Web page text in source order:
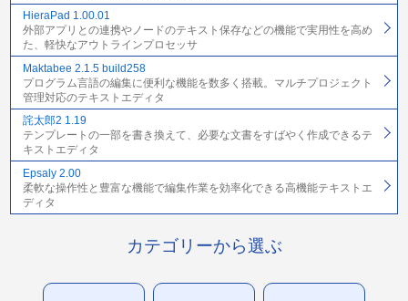
HieraPad 1.00.01
外部アプリとの連携やノードのテキスト保存などの機能で実用性を高め
た、軽快なアウトラインプロセッサ
Maktabee 2.1.5 build258
プログラム言語の編集に便利な機能を数多く搭載。マルチプロジェクト
管理対応のテキストエディタ
詫太郎2 1.19
テンプレートの一部を書き換えて、必要な文書をすばやく作成できるテ
キストエディタ
Epsaly 2.00
柔軟な操作性と豊富な機能で編集作業を効率化できる高機能テキストエ
ディタ
カテゴリーから選ぶ